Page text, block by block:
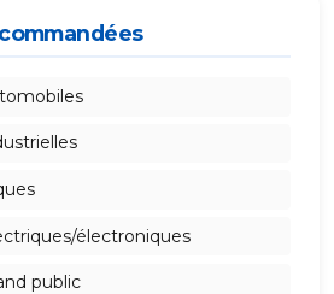
électroniques
public